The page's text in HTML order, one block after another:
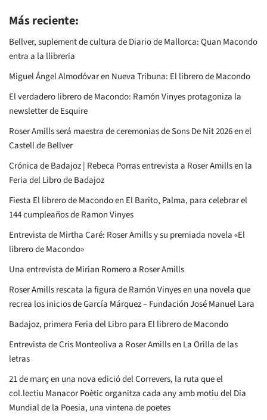
Más reciente:
Bellver, suplement de cultura de Diario de Mallorca: Quan Macondo
entra a la llibreria
Miguel Ángel Almodóvar en Nueva Tribuna: El librero de Macondo
El verdadero librero de Macondo: Ramón Vinyes protagoniza la
newsletter de Esquire
Roser Amills será maestra de ceremonias de Sons De Nit 2026 en el
Castell de Bellver
Crónica de Badajoz | Rebeca Porras entrevista a Roser Amills en la
Feria del Libro de Badajoz
Fiesta El librero de Macondo en El Barito, Palma, para celebrar el
144 cumpleaños de Ramon Vinyes
Entrevista de Mirtha Caré: Roser Amills y su premiada novela «El
librero de Macondo»
Una entrevista de Mirian Romero a Roser Amills
Roser Amills rescata la figura de Ramón Vinyes en una novela que
recrea los inicios de García Márquez – Fundación José Manuel Lara
Badajoz, primera Feria del Libro para El librero de Macondo
Entrevista de Cris Monteoliva a Roser Amills en La Orilla de las
letras
21 de març en una nova edició del Correvers, la ruta que el
col.lectiu Manacor Poètic organitza cada any amb motiu del Dia
Mundial de la Poesia, una vintena de poetes